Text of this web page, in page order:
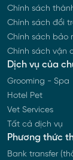
Chính sách
Chính sách đổi
Chính sách bảo
Chính sách vận
Dịch vụ của
Grooming - Spa
Hotel Pet
Vet Services
Tất cả dịch vụ
Phương thức
Bank transfer